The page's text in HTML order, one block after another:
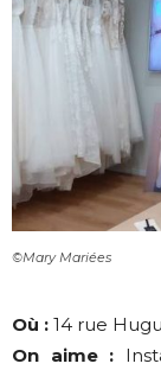
©Mary Mariées
Où : 14 rue
On aime :